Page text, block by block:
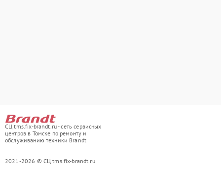
СЦ tms.fix-brandt.ru - сеть сервисных
центров в Томске по ремонту и
обслуживанию техники Brandt
2021-2026 © СЦ tms.fix-brandt.ru